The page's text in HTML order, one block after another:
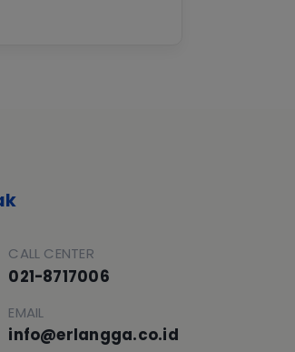
CALL CENTER
021-8717006
EMAIL
info@erlangga.co.id